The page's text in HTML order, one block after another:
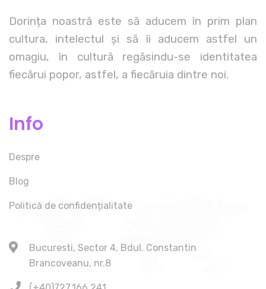
Dorința noastră este să aducem în prim plan
cultura, intelectul și să îi aducem astfel un
omagiu, în cultură regăsindu-se identitatea
fiecărui popor, astfel, a fiecăruia dintre noi.
Info
Despre
Blog
Politică de confidențialitate
Bucuresti, Sector 4, Bdul. Constantin
Brancoveanu, nr.8